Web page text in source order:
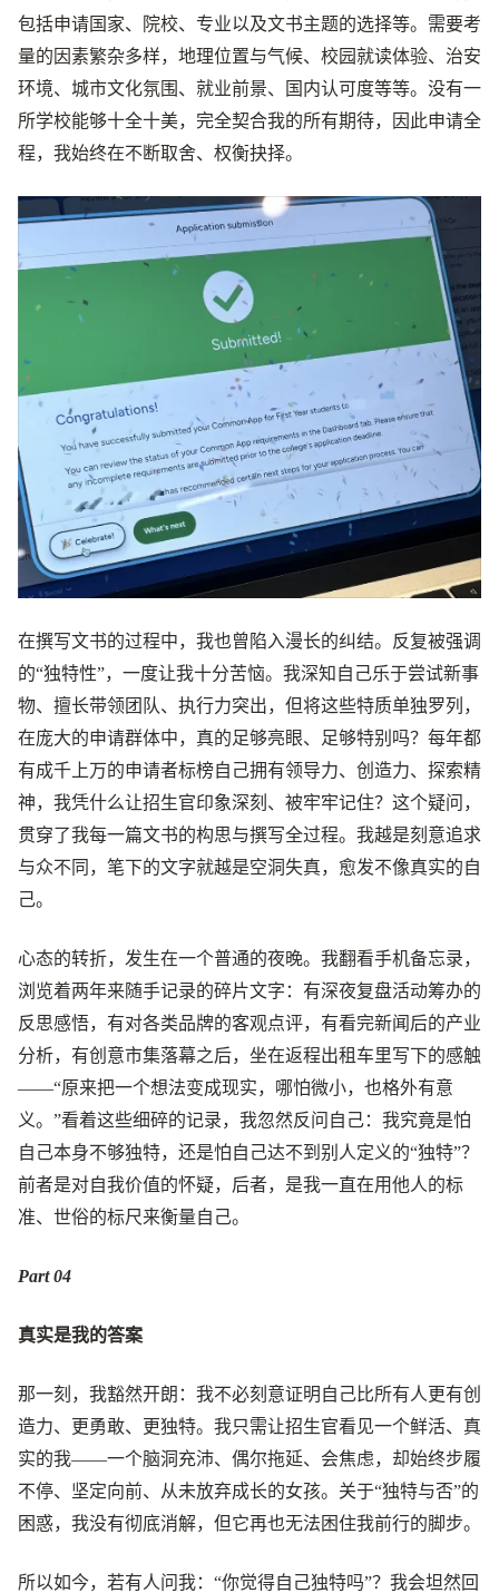
包括申请国家、院校、专业以及文书主题的选择等。需要考
量的因素繁杂多样，地理位置与气候、校园就读体验、治安
环境、城市文化氛围、就业前景、国内认可度等等。没有一
所学校能够十全十美，完全契合我的所有期待，因此申请全
程，我始终在不断取舍、权衡抉择。
在撰写文书的过程中，我也曾陷入漫长的纠结。反复被强调
的“独特性”，一度让我十分苦恼。我深知自己乐于尝试新事
物、擅长带领团队、执行力突出，但将这些特质单独罗列，
在庞大的申请群体中，真的足够亮眼、足够特别吗？每年都
有成千上万的申请者标榜自己拥有领导力、创造力、探索精
神，我凭什么让招生官印象深刻、被牢牢记住？这个疑问，
贯穿了我每一篇文书的构思与撰写全过程。我越是刻意追求
与众不同，笔下的文字就越是空洞失真，愈发不像真实的自
己。
心态的转折，发生在一个普通的夜晚。我翻看手机备忘录，
浏览着两年来随手记录的碎片文字：有深夜复盘活动筹办的
反思感悟，有对各类品牌的客观点评，有看完新闻后的产业
分析，有创意市集落幕之后，坐在返程出租车里写下的感触
——“原来把一个想法变成现实，哪怕微小，也格外有意
义。”看着这些细碎的记录，我忽然反问自己：我究竟是怕
自己本身不够独特，还是怕自己达不到别人定义的“独特”？
前者是对自我价值的怀疑，后者，是我一直在用他人的标
准、世俗的标尺来衡量自己。
Part 04
真实是我的答案
那一刻，我豁然开朗：我不必刻意证明自己比所有人更有创
造力、更勇敢、更独特。我只需让招生官看见一个鲜活、真
实的我——一个脑洞充沛、偶尔拖延、会焦虑，却始终步履
不停、坚定向前、从未放弃成长的女孩。关于“独特与否”的
困惑，我没有彻底消解，但它再也无法困住我前行的脚步。
所以如今，若有人问我：“你觉得自己独特吗”？我会坦然回